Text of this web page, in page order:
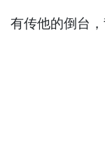
有传他的倒台